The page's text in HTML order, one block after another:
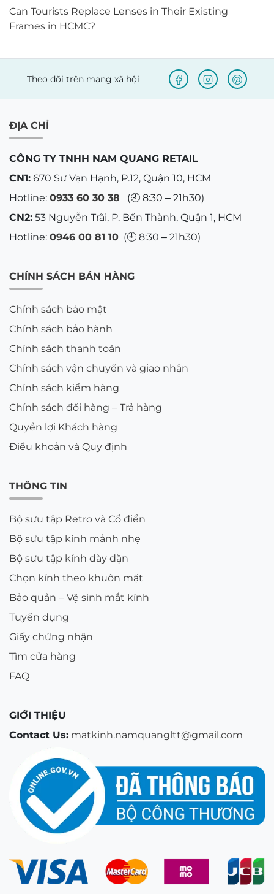
Can Tourists Replace Lenses in Their Existing
Frames in HCMC?
Theo dõi trên mạng xã hội
ĐỊA CHỈ
CÔNG TY TNHH NAM QUANG RETAIL
CN1: 670 Sư Vạn Hạnh, P.12, Quận 10, HCM
Hotline: 0933 60 30 38 (🕘 8:30 – 21h30)
CN2: 53 Nguyễn Trãi, P. Bến Thành, Quận 1, HCM
Hotline: 0946 00 81 10 (🕘 8:30 – 21h30)
CHÍNH SÁCH BÁN HÀNG
Chính sách bảo mật
Chính sách bảo hành
Chính sách thanh toán
Chính sách vận chuyển và giao nhận
Chính sách kiểm hàng
Chính sách đổi hàng – Trả hàng
Quyền lợi Khách hàng
Điều khoản và Quy định
THÔNG TIN
Bộ sưu tập Retro và Cổ điển
Bộ sưu tập kính mảnh nhẹ
Bộ sưu tập kính dày dặn
Chọn kính theo khuôn mặt
Bảo quản – Vệ sinh mắt kính
Tuyển dụng
Giấy chứng nhận
Tìm cửa hàng
FAQ
GIỚI THIỆU
Contact Us: matkinh.namquangltt@gmail.com